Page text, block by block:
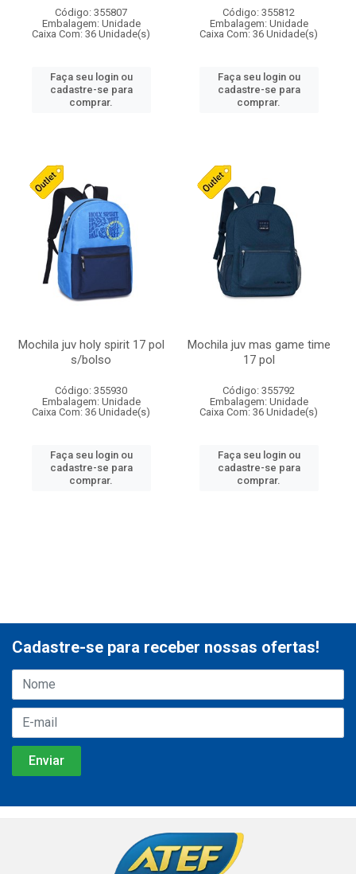
Código: 355807
Embalagem: Unidade
Caixa Com: 36 Unidade(s)
Faça seu login ou
cadastre-se para
comprar.
Código: 355812
Embalagem: Unidade
Caixa Com: 36 Unidade(s)
Faça seu login ou
cadastre-se para
comprar.
Mochila juv holy spirit 17 pol
s/bolso
Código: 355930
Embalagem: Unidade
Caixa Com: 36 Unidade(s)
Faça seu login ou
cadastre-se para
comprar.
Mochila juv mas game time
17 pol
Código: 355792
Embalagem: Unidade
Caixa Com: 36 Unidade(s)
Faça seu login ou
cadastre-se para
comprar.
Cadastre-se para receber nossas ofertas!